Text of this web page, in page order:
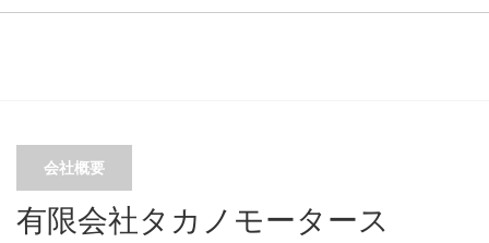
会社概要
有限会社タカノモータース